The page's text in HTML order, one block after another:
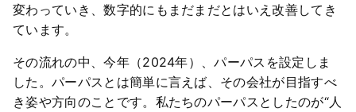
変わっていき、数字的にもまだまだとはいえ改善してき
ています。
その流れの中、今年（2024年）、パーパスを設定しま
した。パーパスとは簡単に言えば、その会社が目指すべ
き姿や方向のことです。私たちのパーパスとしたのが“人